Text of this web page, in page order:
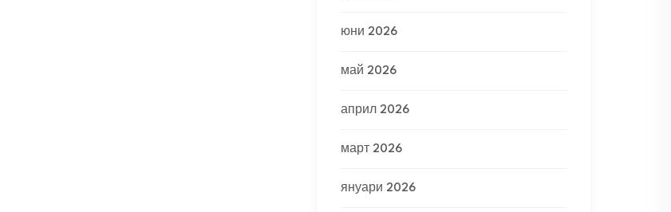
юни 2026
май 2026
април 2026
март 2026
януари 2026